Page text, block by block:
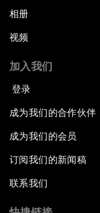
相册
视频
加入我们
登录
成为我们的合作伙伴
成为我们的会员
订阅我们的新闻稿
联系我们